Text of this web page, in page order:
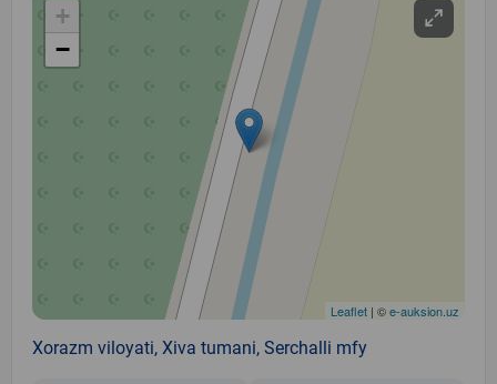
+
−
Leaflet | ©e-auksion.uz
Xorazm viloyati, Xiva tumani, Serchalli mfy